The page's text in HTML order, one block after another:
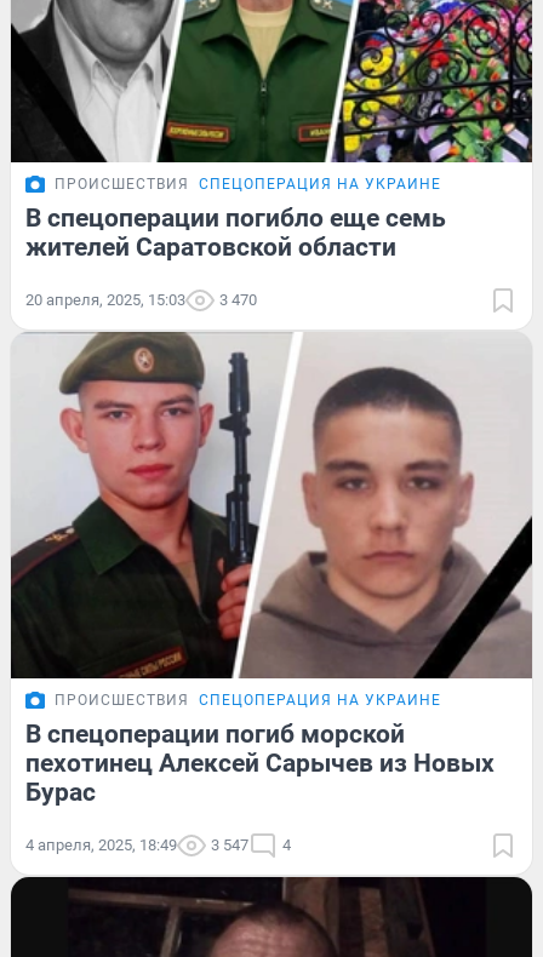
ПРОИСШЕСТВИЯ СПЕЦОПЕРАЦИЯ НА УКРАИНЕ
В спецоперации погибло еще семь
жителей Саратовской области
20 апреля, 2025, 15:03 3 470
ПРОИСШЕСТВИЯ СПЕЦОПЕРАЦИЯ НА УКРАИНЕ
В спецоперации погиб морской
пехотинец Алексей Сарычев из Новых
Бурас
4 апреля, 2025, 18:49 3 547 4